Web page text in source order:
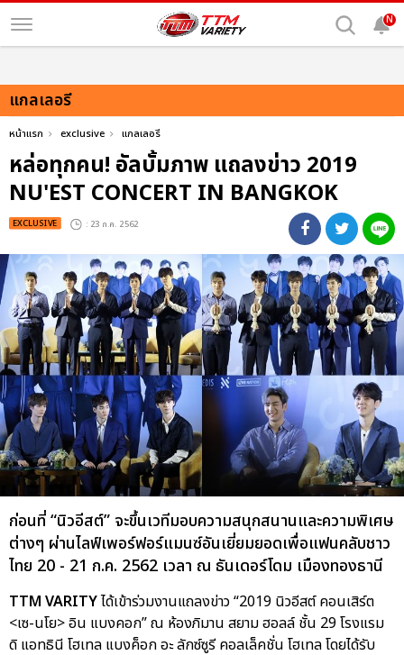
N
แกลเลอรี
หน้าแรก exclusive แกลเลอรี
หล่อทุกคน! อัลบั้มภาพ แถลงข่าว 2019
NU'EST CONCERT IN BANGKOK
EXCLUSIVE : 23 ก.ค. 2562
ก่อนที่ “นิวอีสต์” จะขึ้นเวทีมอบความสนุกสนานและความพิเศษ
ต่างๆ ผ่านไลฟ์เพอร์ฟอร์แมนซ์อันเยี่ยมยอดเพื่อแฟนคลับชาว
ไทย 20 - 21 ก.ค. 2562 เวลา ณ ธันเดอร์โดม เมืองทองธานี
TTM VARITYได้เข้าร่วมงานแถลงข่าว “2019 นิวอีสต์ คอนเสิร์ต
<เซ-นโย> อิน แบงคอก” ณ ห้องภิมาน สยาม ฮอลล์ ชั้น 29 โรงแรม
ดิ แอทธินี โฮเทล แบงค็อก อะ ลักซ์ซูรี คอลเล็คชั่น โฮเทล โดยได้รับ